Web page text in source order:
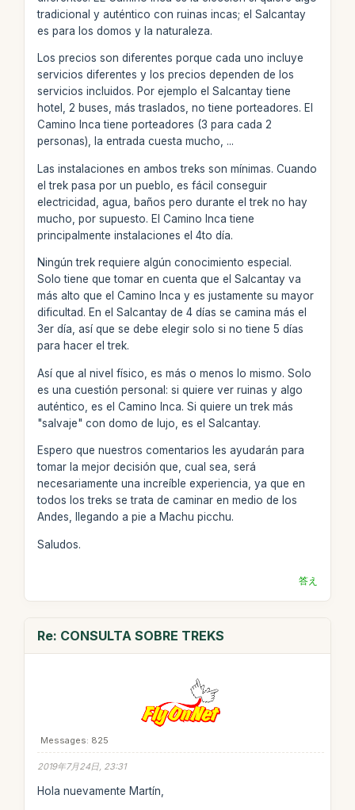
tradicional y auténtico con ruinas incas; el Salcantay
es para los domos y la naturaleza.
Los precios son diferentes porque cada uno incluye
servicios diferentes y los precios dependen de los
servicios incluidos. Por ejemplo el Salcantay tiene
hotel, 2 buses, más traslados, no tiene porteadores. El
Camino Inca tiene porteadores (3 para cada 2
personas), la entrada cuesta mucho, ...
Las instalaciones en ambos treks son mínimas. Cuando
el trek pasa por un pueblo, es fácil conseguir
electricidad, agua, baños pero durante el trek no hay
mucho, por supuesto. El Camino Inca tiene
principalmente instalaciones el 4to día.
Ningún trek requiere algún conocimiento especial.
Solo tiene que tomar en cuenta que el Salcantay va
más alto que el Camino Inca y es justamente su mayor
dificultad. En el Salcantay de 4 días se camina más el
3er día, así que se debe elegir solo si no tiene 5 días
para hacer el trek.
Así que al nivel físico, es más o menos lo mismo. Solo
es una cuestión personal: si quiere ver ruinas y algo
auténtico, es el Camino Inca. Si quiere un trek más
"salvaje" con domo de lujo, es el Salcantay.
Espero que nuestros comentarios les ayudarán para
tomar la mejor decisión que, cual sea, será
necesariamente una increíble experiencia, ya que en
todos los treks se trata de caminar en medio de los
Andes, llegando a pie a Machu picchu.
Saludos.
答え
Re: CONSULTA SOBRE TREKS
Messages: 825
2019年7月24日, 23:31
Hola nuevamente Martín,